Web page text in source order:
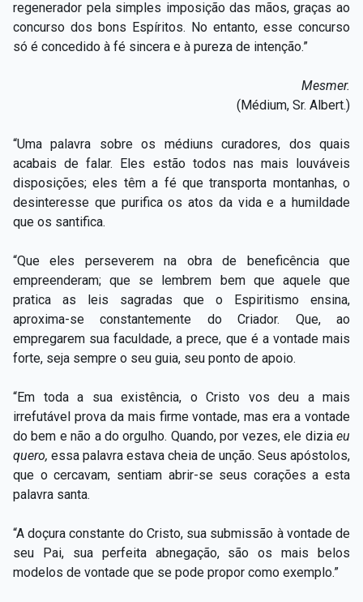
regenerador pela simples imposição das mãos, graças ao
concurso dos bons Espíritos. No entanto, esse concurso
só é concedido à fé sincera e à pureza de intenção.”
Mesmer.
(Médium, Sr. Albert.)
“Uma palavra sobre os médiuns curadores, dos quais
acabais de falar. Eles estão todos nas mais louváveis
disposições; eles têm a fé que transporta montanhas, o
desinteresse que purifica os atos da vida e a humildade
que os santifica.
“Que eles perseverem na obra de beneficência que
empreenderam; que se lembrem bem que aquele que
pratica as leis sagradas que o Espiritismo ensina,
aproxima-se constantemente do Criador. Que, ao
empregarem sua faculdade, a prece, que é a vontade mais
forte, seja sempre o seu guia, seu ponto de apoio.
“Em toda a sua existência, o Cristo vos deu a mais
irrefutável prova da mais firme vontade, mas era a vontade
do bem e não a do orgulho. Quando, por vezes, ele dizia eu
quero, essa palavra estava cheia de unção. Seus apóstolos,
que o cercavam, sentiam abrir-se seus corações a esta
palavra santa.
“A doçura constante do Cristo, sua submissão à vontade de
seu Pai, sua perfeita abnegação, são os mais belos
modelos de vontade que se pode propor como exemplo.”